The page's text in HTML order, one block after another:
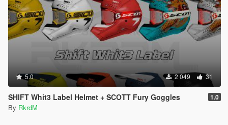
5.0 2 049 31
SHIFT Whit3 Label Helmet + SCOTT Fury Goggles 1.0
By RkrdM